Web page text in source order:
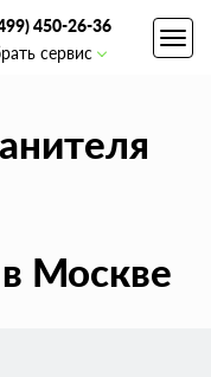
450-26-36
сервис
Москве